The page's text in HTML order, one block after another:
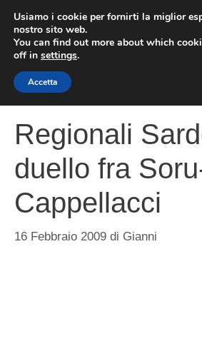
contenuto
Regionali
duello fra
Cappellacci
16 Febbraio 2009 di Gianni
Usiamo i cookie per fornirti la miglior
nostro sito web.
You can find out more about which
off in settings.
Accetta